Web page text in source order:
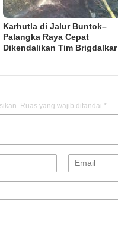
Karhutla di Jalur Buntok–
Palangka Raya Cepat
Dikendalikan Tim Brigdalkar
Ruas yang wajib ditandai *